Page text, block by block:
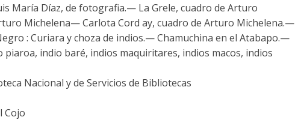
María Díaz, de fotografia.— La Grele, cuadro de Arturo
Michelena— Carlota Cord ay, cuadro de Arturo Michelena.—
: Curiara y choza de indios.— Chamuchina en el Atabapo.—
indio baré, indios maquiritares, indios macos, indios
Nacional y de Servicios de Bibliotecas
Cojo